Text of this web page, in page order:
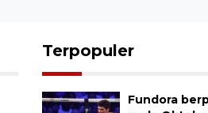
Terpopuler
Fundora